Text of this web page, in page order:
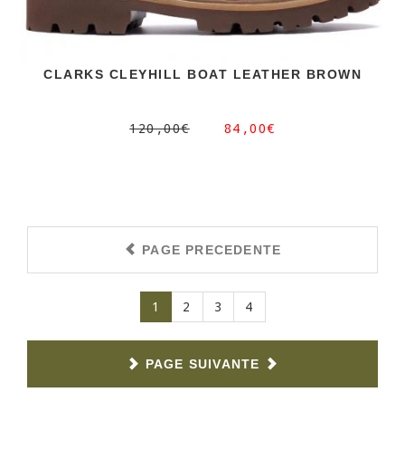
CLARKS CLEYHILL BOAT LEATHER BROWN
120,00€ 84,00€
PAGE PRECEDENTE
1 (current)
2 3 4
PAGE SUIVANTE